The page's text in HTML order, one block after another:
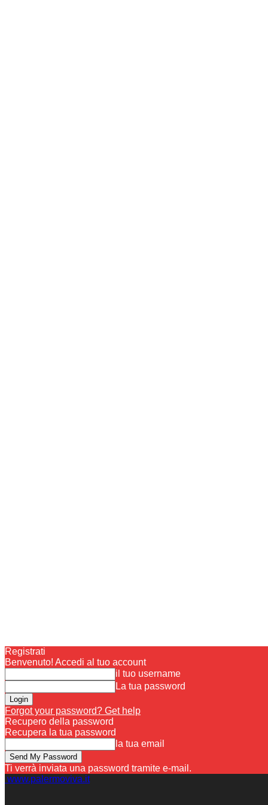
Registrati
Benvenuto! Accedi al tuo account
il tuo username
La tua password
Forgot your password? Get help
Recupero della password
Recupera la tua password
la tua email
Ti verrà inviata una password tramite e-mail.
www.palermoviva.it